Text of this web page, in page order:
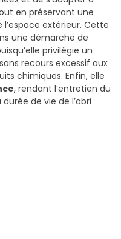
en préservant une
l’espace extérieur. Cette
une démarche de
privilégie un
recours excessif aux
chimiques. Enfin, elle
, rendant l’entretien du
de vie de l’abri